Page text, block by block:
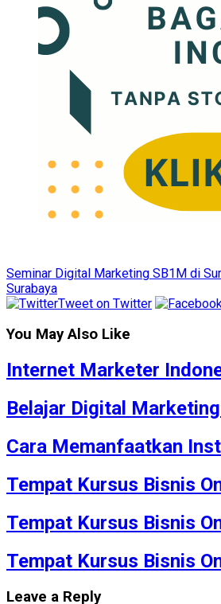
Seminar Digital Marketing SB1M di
Surabaya
Tweet on Twitter
You May Also Like
Internet Marketer
Belajar Digital
Cara Memanfaatkan
Tempat Kursus Bisnis
Tempat Kursus Bisnis
Tempat Kursus Bisnis
Leave a Reply